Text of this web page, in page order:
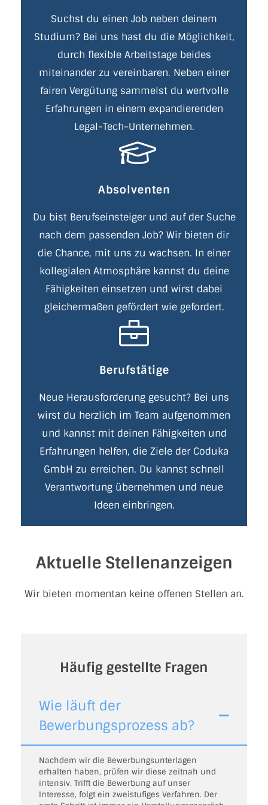
Suchst du einen Job neben deinem
Studium? Bei uns hast du die Möglichkeit,
durch flexible Arbeitstage beides
miteinander zu vereinbaren. Neben einer
fairen Vergütung sammelst du wertvolle
Erfahrungen in einem expandierenden
Legal-Tech-Unternehmen.
Absolventen
Du bist Berufseinsteiger und auf der Suche
nach dem passenden Job? Wir bieten dir
die Chance, mit uns zu wachsen. In einer
kollegialen Atmosphäre kannst du deine
Fähigkeiten einsetzen und wirst dabei
gleichermaßen gefördert wie gefordert.
Berufstätige
Neue Herausforderung gesucht? Bei uns
wirst du herzlich im Team aufgenommen
und kannst mit deinen Fähigkeiten und
Erfahrungen helfen, die Ziele der Coduka
GmbH zu erreichen. Du kannst schnell
Verantwortung übernehmen und neue
Ideen einbringen.
Aktuelle Stellenanzeigen
Wir bieten momentan keine offenen Stellen an.
Häufig gestellte Fragen
Wie läuft der
Bewerbungsprozess ab?
Nachdem wir die Bewerbungsunterlagen
erhalten haben, prüfen wir diese zeitnah und
intensiv. Trifft die Bewerbung auf unser
Interesse, folgt ein zweistufiges Verfahren. Der